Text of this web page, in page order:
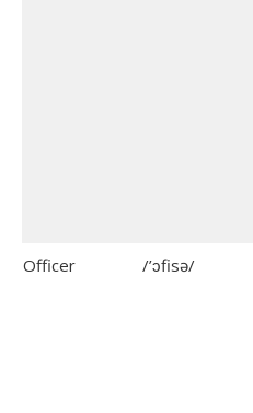
Officer
/’ɔfisə/